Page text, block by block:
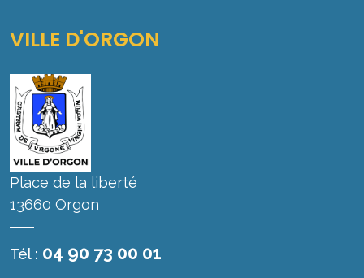
VILLE D'ORGON
Place de la liberté
13660 Orgon
Tél : 04 90 73 00 01